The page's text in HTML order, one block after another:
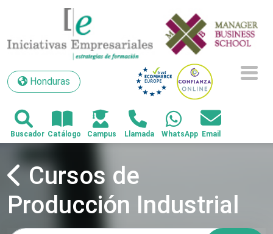
Honduras
Honduras
Cursos de
Producción Industrial